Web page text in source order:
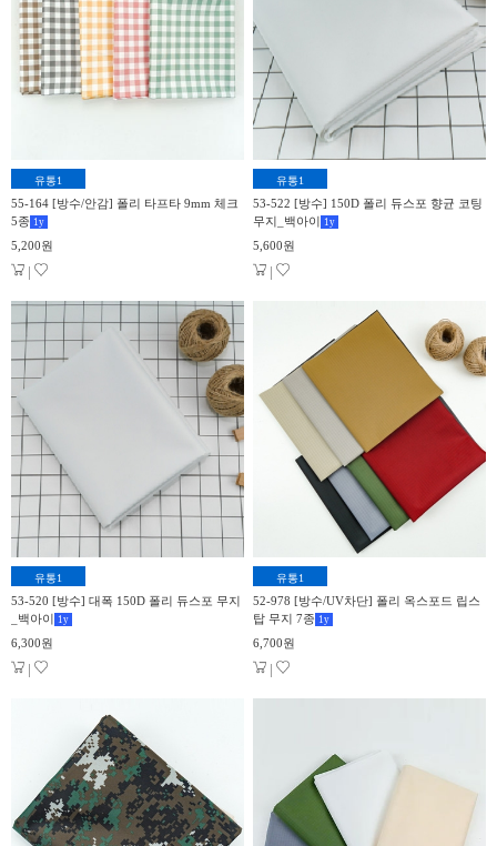
유통1
55-164 [방수/안감] 폴리 타프타 9mm 체크
5종 1 y
5,200원
|
유통1
53-522 [방수] 150D 폴리 듀스포 향균 코팅
무지_백아이 1 y
5,600원
|
유통1
53-520 [방수] 대폭 150D 폴리 듀스포 무지
_백아이 1 y
6,300원
|
유통1
52-978 [방수/UV차단] 폴리 옥스포드 립스
탑 무지 7종 1 y
6,700원
|